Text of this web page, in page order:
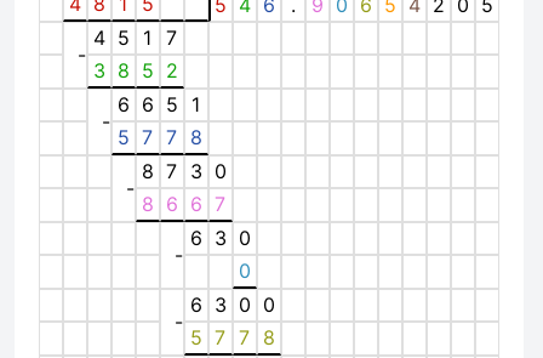
5 4 6 . 9 0 6 5 4 2 0 5
-
4 5 1
7
3 8 5 2
-
6 6 5
1
5 7 7 8
-
8 7 3 0
8 6 6 7
-
6 3 0
0
-
6 3 0 0
5 7 7 8